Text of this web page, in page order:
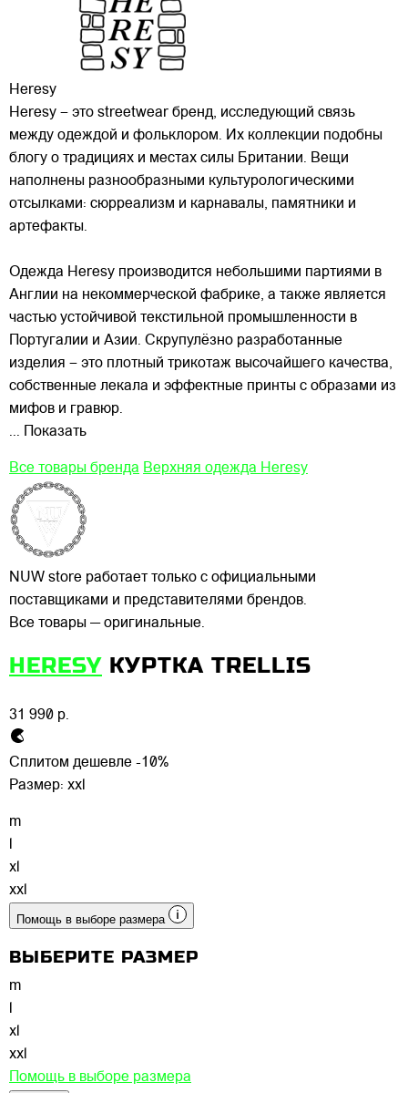
Heresy
Heresy – это streetwear бренд, исследующий связь
между одеждой и фольклором. Их коллекции подобны
блогу о традициях и местах силы Британии. Вещи
наполнены разнообразными культурологическими
отсылками: сюрреализм и карнавалы, памятники и
артефакты.
Одежда Heresy производится небольшими партиями в
Англии на некоммерческой фабрике, а также является
частью устойчивой текстильной промышленности в
Португалии и Азии. Скрупулёзно разработанные
изделия – это плотный трикотаж высочайшего качества,
собственные лекала и эффектные принты с образами из
мифов и гравюр.
... Показать
Все товары бренда Верхняя одежда Heresy
NUW store работает только с официальными
поставщиками и представителями брендов.
Все товары — оригинальные.
HERESY КУРТКА TRELLIS
31 990 р.
Сплитом дешевле -10%
Размер: xxl
m
xl
xxl
Помощь в выборе размера
ВЫБЕРИТЕ РАЗМЕР
m
l
xl
xxl
Помощь в выборе размера